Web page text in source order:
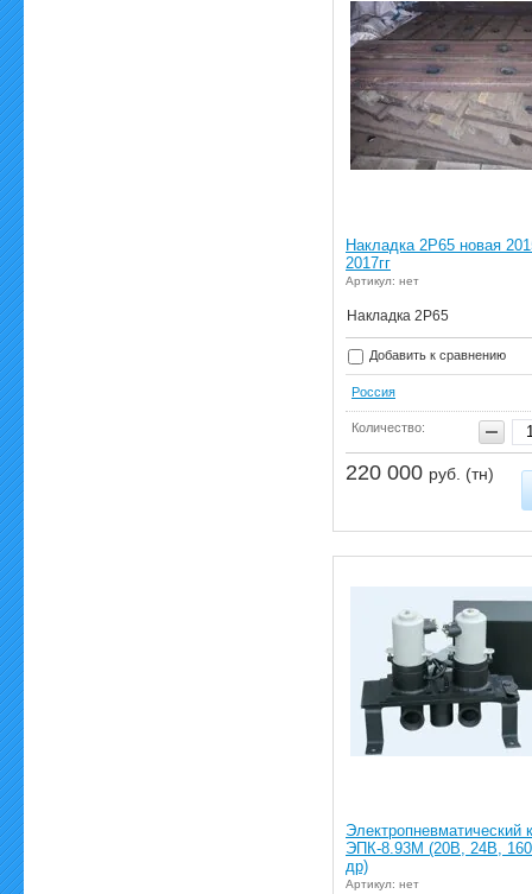
Накладка 2Р65 новая
2017гг
Артикул: нет
Накладка 2Р65
Добавить к сравнению
Россия
Количество:
220 000 руб. (тн)
Электропневматический
ЭПК-8.93М (20В, 24В,
др)
Артикул: нет